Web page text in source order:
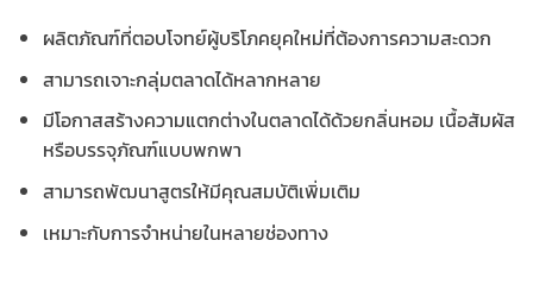
ผลิตภัณฑ์ที่ตอบโจทย์ผู้บริโภคยุคใหม่ที่ต้องการความสะดวก
สามารถเจาะกลุ่มตลาดได้หลากหลาย
มีโอกาสสร้างความแตกต่างในตลาดได้ด้วยกลิ่นหอม เนื้อสัมผัส
หรือบรรจุภัณฑ์แบบพกพา
สามารถพัฒนาสูตรให้มีคุณสมบัติเพิ่มเติม
เหมาะกับการจำหน่ายในหลายช่องทาง